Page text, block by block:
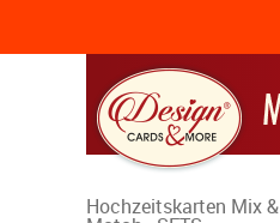
Hochzeitskarten Mix &